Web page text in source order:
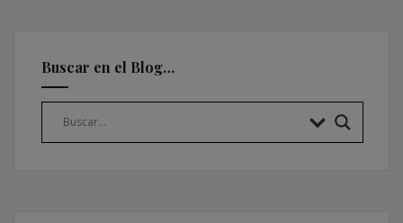
Buscar en el Blog…